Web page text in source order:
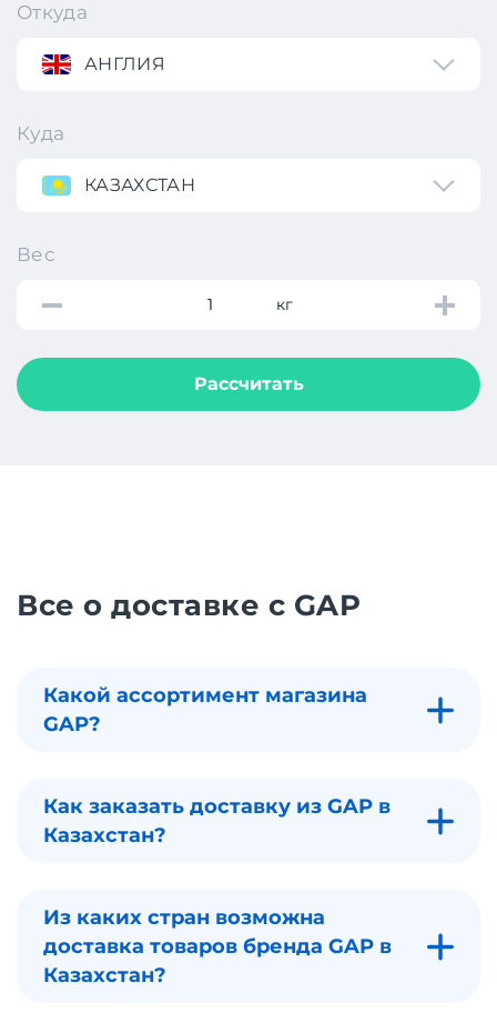
Откуда
АНГЛИЯ
Куда
КАЗАХСТАН
Вес
кг
Рассчитать
Все о доставке с GAP
Какой ассортимент магазина
GAP?
Как заказать доставку из GAP в
Казахстан?
Из каких стран возможна
доставка товаров бренда GAP в
Казахстан?